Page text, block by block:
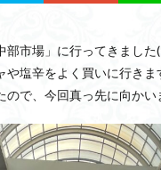
部市場」に行ってきまし
や塩辛をよく買いに行きま
ので、今回真っ先に向かい